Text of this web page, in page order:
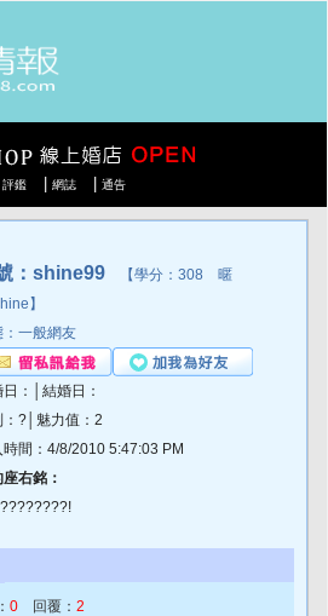
評鑑 網誌 通告
：shine99 【學分：308 暱
】
：一般網友
：│結婚日：
：?│魅力值：2
時間：4/8/2010 5:47:03 PM
右銘：
0 回覆： 2